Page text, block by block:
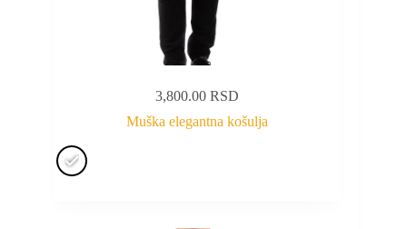
3,800.00RSD
Muška elegantna košulja